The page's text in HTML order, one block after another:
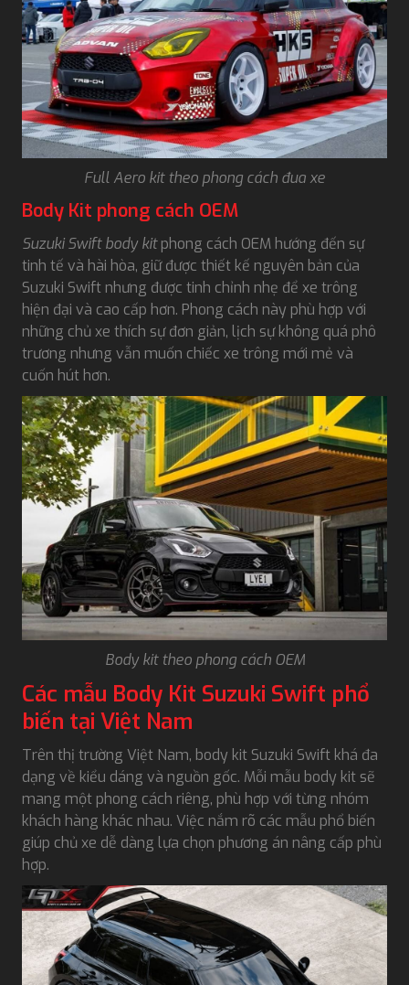
Full Aero kit theo phong cách đua xe
Body Kit phong cách OEM
Suzuki Swift body kitphong cách OEM hướng đến sự
tinh tế và hài hòa, giữ được thiết kế nguyên bản của
Suzuki Swift nhưng được tinh chỉnh nhẹ để xe trông
hiện đại và cao cấp hơn. Phong cách này phù hợp với
những chủ xe thích sự đơn giản, lịch sự không quá phô
trương nhưng vẫn muốn chiếc xe trông mới mẻ và
cuốn hút hơn.
Body kit theo phong cách OEM
Các mẫu Body Kit Suzuki Swift phổ
biến tại Việt Nam
Trên thị trường Việt Nam, body kit Suzuki Swift khá đa
dạng về kiểu dáng và nguồn gốc. Mỗi mẫu body kit sẽ
mang một phong cách riêng, phù hợp với từng nhóm
khách hàng khác nhau. Việc nắm rõ các mẫu phổ biến
giúp chủ xe dễ dàng lựa chọn phương án nâng cấp phù
hợp.